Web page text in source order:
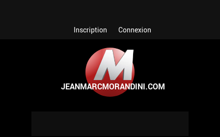
Inscription Connexion